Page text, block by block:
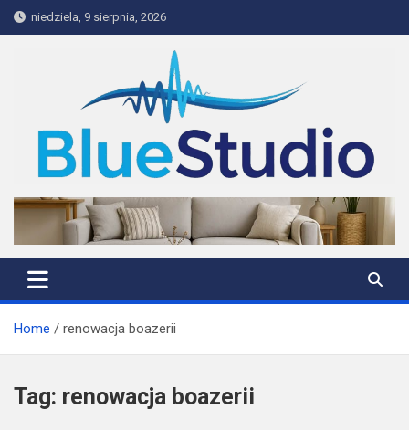
Skip
to
niedziela, 9 sierpnia, 2026
BlueStudio
Home renowacja boazerii
Tag: renowacja boazerii